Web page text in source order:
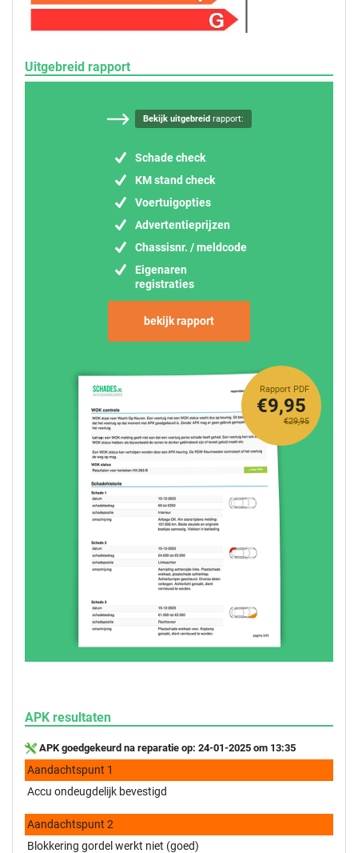
Uitgebreid rapport
Bekijk uitgebreidrapport:
Schade check
KM stand check
Voertuigopties
Advertentieprijzen
Chassisnr. / meldcode
Eigenaren
registraties
bekijk rapport
Rapport PDF
€29,95
€9,95
APK resultaten
APK goedgekeurd na reparatie op: 24-01-2025 om 13:35
Aandachtspunt 1
Accu ondeugdelijk bevestigd
Aandachtspunt 2
Blokkering gordel werkt niet (goed)